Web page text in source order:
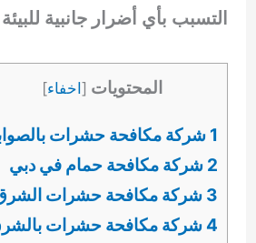
التسبب بأي أضرار جانبية
المحتويات [اخفاء]
1 شركة مكافحة حشرات بالصوابر
2 شركة مكافحة حمام في دبي
3 شركة مكافحة حشرات الشرق
4 شركة مكافحة حشرات بالشرق